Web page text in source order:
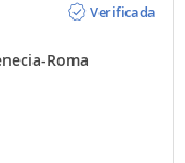
Verificada
Roma